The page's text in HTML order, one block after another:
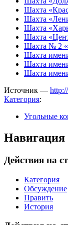
Шахта
Шахта
Шахта
Шахта
Шахта № 2
Шахта
Шахта
Шахта
Источник —
Категория:
Угольные
Навигация
Действия на
Категория
Обсуждение
Править
История